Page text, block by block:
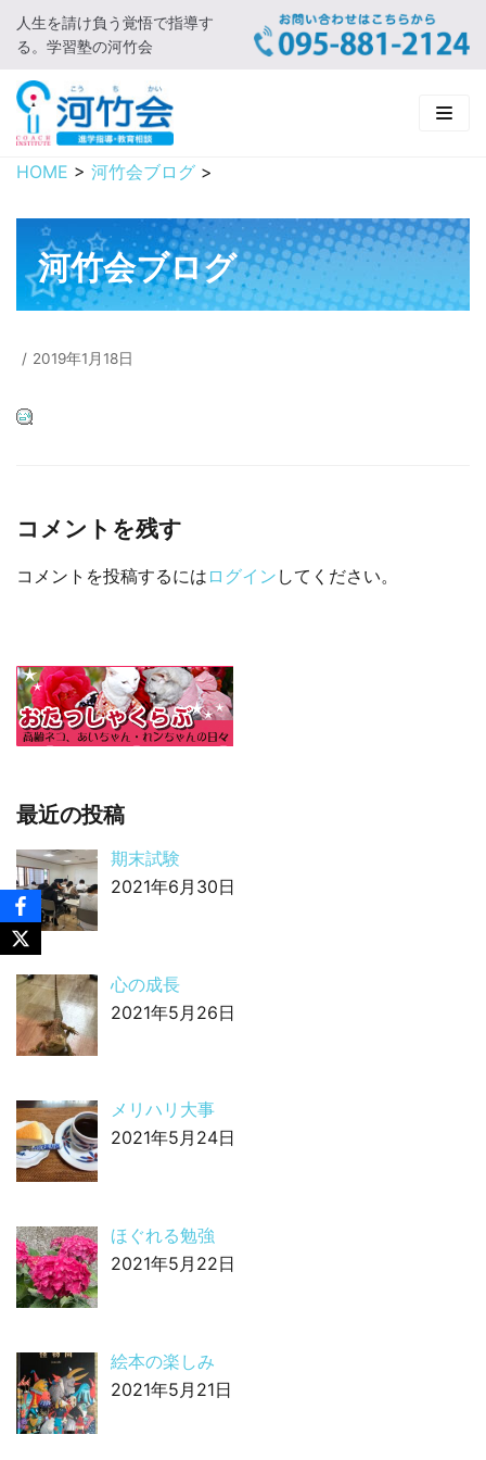
コ
ン
テ
ン
ツ
に
キ
プ
人生を請け負う覚悟で指導す
る。学習塾の河竹会
HOME
新着情報
□ お知らせ
河竹会について
□ 有料体験指導
HOME > 河竹会ブログ >
河竹会ブログ
2019年1月18日
コメントを残す
コメントを投稿するには ログイン してください。
最近の投稿
期末試験
2021年6月30日
心の成長
2021年5月26日
メリハリ大事
2021年5月24日
ほぐれる勉強
2021年5月22日
絵本の楽しみ
2021年5月21日